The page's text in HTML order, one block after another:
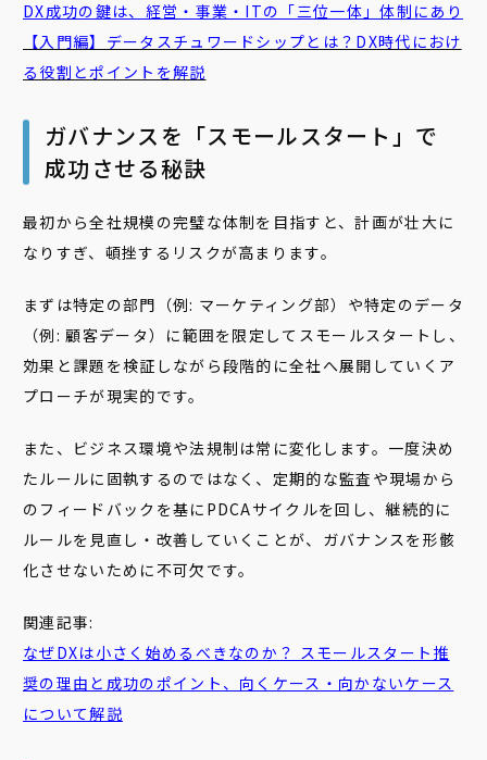
DX成功の鍵は、経営・事業・ITの「三位一体」体制にあり
【入門編】データスチュワードシップとは？DX時代におけ
る役割とポイントを解説
ガバナンスを「スモールスタート」で
成功させる秘訣
最初から全社規模の完璧な体制を目指すと、計画が壮大に
なりすぎ、頓挫するリスクが高まります。
まずは特定の部門（例: マーケティング部）や特定のデータ
（例: 顧客データ）に範囲を限定してスモールスタートし、
効果と課題を検証しながら段階的に全社へ展開していくア
プローチが現実的です。
また、ビジネス環境や法規制は常に変化します。一度決め
たルールに固執するのではなく、定期的な監査や現場から
のフィードバックを基にPDCAサイクルを回し、継続的に
ルールを見直し・改善していくことが、ガバナンスを形骸
化させないために不可欠です。
関連記事:
なぜDXは小さく始めるべきなのか？ スモールスタート推
奨の理由と成功のポイント、向くケース・向かないケース
について解説